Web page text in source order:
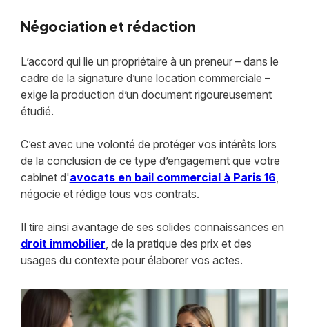
Négociation et rédaction
L’accord qui lie un propriétaire à un preneur – dans le
cadre de la signature d’une location commerciale –
exige la production d’un document rigoureusement
étudié.
C’est avec une volonté de protéger vos intérêts lors
de la conclusion de ce type d’engagement que votre
cabinet d'avocats en bail commercial à Paris 16
négocie et rédige tous vos contrats.
Il tire ainsi avantage de ses solides connaissances en
droit immobilier , de la pratique des prix et des
usages du contexte pour élaborer vos actes.